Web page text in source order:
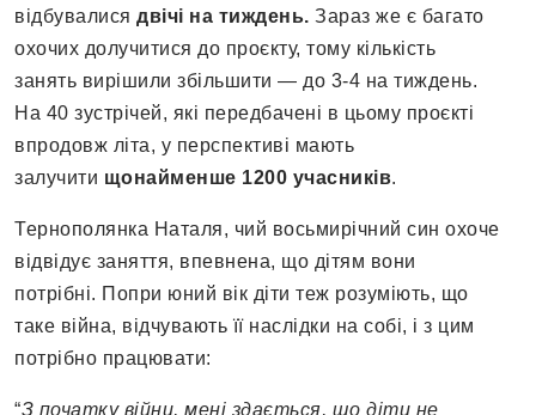
відбувалися двічі на тиждень. Зараз же є багато
охочих долучитися до проєкту, тому кількість
занять вирішили збільшити — до 3-4 на тиждень.
На 40 зустрічей, які передбачені в цьому проєкті
впродовж літа, у перспективі мають
залучити щонайменше 1200 учасників.
Тернополянка Наталя, чий восьмирічний син охоче
відвідує заняття, впевнена, що дітям вони
потрібні. Попри юний вік діти теж розуміють, що
таке війна, відчувають її наслідки на собі, і з цим
потрібно працювати:
“З початку війни, мені здається, що діти не